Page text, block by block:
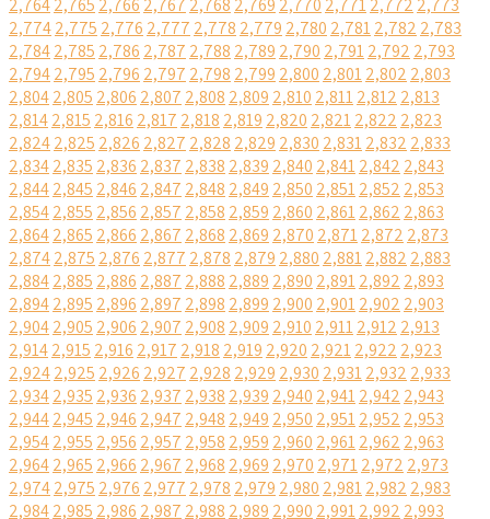
2,7642,765 2,766 2,767 2,768 2,769 2,770 2,7712,772 2,773
2,7742,775 2,776 2,777 2,778 2,779 2,780 2,7812,782 2,783
2,7842,785 2,786 2,787 2,788 2,789 2,790 2,7912,792 2,793
2,7942,795 2,796 2,797 2,798 2,799 2,800 2,8012,802 2,803
2,8042,805 2,806 2,807 2,808 2,809 2,810 2,8112,812 2,813
2,8142,815 2,816 2,817 2,818 2,819 2,820 2,8212,822 2,823
2,8242,825 2,826 2,827 2,828 2,829 2,830 2,8312,832 2,833
2,8342,835 2,836 2,837 2,838 2,839 2,840 2,8412,842 2,843
2,8442,845 2,846 2,847 2,848 2,849 2,850 2,8512,852 2,853
2,8542,855 2,856 2,857 2,858 2,859 2,860 2,8612,862 2,863
2,8642,865 2,866 2,867 2,868 2,869 2,870 2,8712,872 2,873
2,8742,875 2,876 2,877 2,878 2,879 2,880 2,8812,882 2,883
2,8842,885 2,886 2,887 2,888 2,889 2,890 2,8912,892 2,893
2,8942,895 2,896 2,897 2,898 2,899 2,900 2,9012,902 2,903
2,9042,905 2,906 2,907 2,908 2,909 2,910 2,9112,912 2,913
2,9142,915 2,916 2,917 2,918 2,919 2,920 2,9212,922 2,923
2,9242,925 2,926 2,927 2,928 2,929 2,930 2,9312,932 2,933
2,9342,935 2,936 2,937 2,938 2,939 2,940 2,9412,942 2,943
2,9442,945 2,946 2,947 2,948 2,949 2,950 2,9512,952 2,953
2,9542,955 2,956 2,957 2,958 2,959 2,960 2,9612,962 2,963
2,9642,965 2,966 2,967 2,968 2,969 2,970 2,9712,972 2,973
2,9742,975 2,976 2,977 2,978 2,979 2,980 2,9812,982 2,983
2,9842,985 2,986 2,987 2,988 2,989 2,990 2,9912,992 2,993